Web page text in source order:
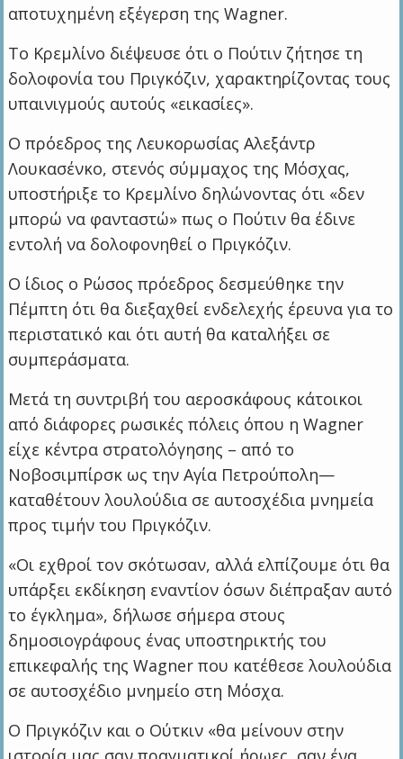
αποτυχημένη εξέγερση της Wagner.
Το Κρεμλίνο διέψευσε ότι ο Πούτιν ζήτησε τη
δολοφονία του Πριγκόζιν, χαρακτηρίζοντας τους
υπαινιγμούς αυτούς «εικασίες».
Ο πρόεδρος της Λευκορωσίας Αλεξάντρ
Λουκασένκο, στενός σύμμαχος της Μόσχας,
υποστήριξε το Κρεμλίνο δηλώνοντας ότι «δεν
μπορώ να φανταστώ» πως ο Πούτιν θα έδινε
εντολή να δολοφονηθεί ο Πριγκόζιν.
Ο ίδιος ο Ρώσος πρόεδρος δεσμεύθηκε την
Πέμπτη ότι θα διεξαχθεί ενδελεχής έρευνα για το
περιστατικό και ότι αυτή θα καταλήξει σε
συμπεράσματα.
Μετά τη συντριβή του αεροσκάφους κάτοικοι
από διάφορες ρωσικές πόλεις όπου η Wagner
είχε κέντρα στρατολόγησης – από το
Νοβοσιμπίρσκ ως την Αγία Πετρούπολη—
καταθέτουν λουλούδια σε αυτοσχέδια μνημεία
προς τιμήν του Πριγκόζιν.
«Οι εχθροί τον σκότωσαν, αλλά ελπίζουμε ότι θα
υπάρξει εκδίκηση εναντίον όσων διέπραξαν αυτό
το έγκλημα», δήλωσε σήμερα στους
δημοσιογράφους ένας υποστηρικτής του
επικεφαλής της Wagner που κατέθεσε λουλούδια
σε αυτοσχέδιο μνημείο στη Μόσχα.
Ο Πριγκόζιν και ο Ούτκιν «θα μείνουν στην